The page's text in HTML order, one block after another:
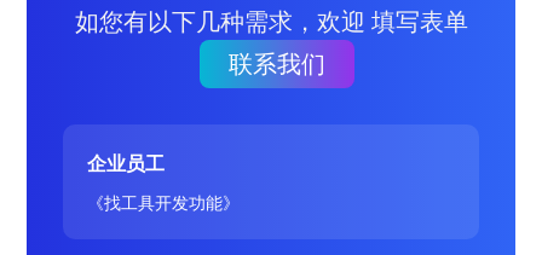
如您有以下几种需求，欢迎 填写表单
联系我们
企业员工
《找工具开发功能》